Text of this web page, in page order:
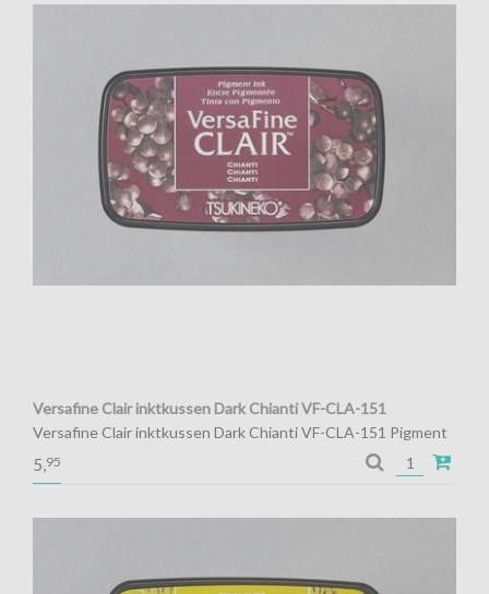
Versafine Clair inktkussen Dark Chianti VF-CLA-151
Versafine Clair inktkussen Dark Chianti VF-CLA-151 Pigment
inkt voor de fijnste details
5,95